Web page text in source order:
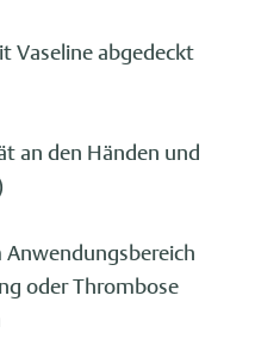
Vaseline abgedeckt
an den Händen und
oder Thrombose